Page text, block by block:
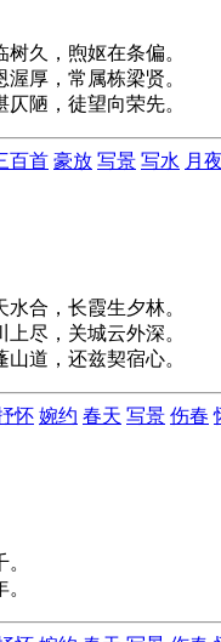
久，煦妪在条偏。
厚，常属栋梁贤。
陋，徒望向荣先。
百首 豪放 写景 写水 月夜
合，长霞生夕林。
尽，关城云外深。
道，还兹契宿心。
怀 婉约 春天 写景 伤春